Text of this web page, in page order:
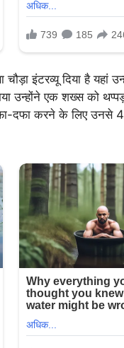
इंटरव्यू दिया है यहां
उन्होंने एक शख्स को
दफा करने के लिए उनसे 4